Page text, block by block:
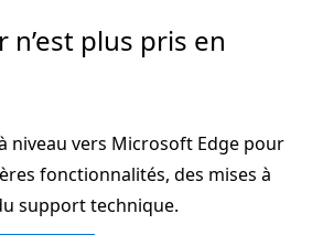
n’est plus pris en
niveau vers Microsoft Edge pour
fonctionnalités, des mises à
support technique.